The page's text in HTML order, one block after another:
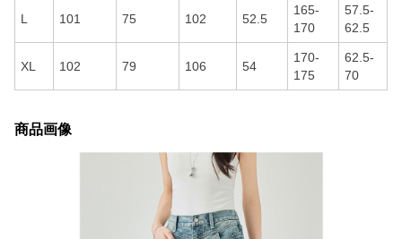
L 101 75 102 52.5
165-
170
57.5-
62.5
XL 102 79 106 54
170-
175
62.5-
70
商品画像